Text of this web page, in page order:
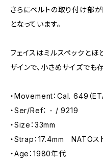
さらにベルトの取り付け部が
となっています。
フェイスはミルスペックと
ザインで、小さめサイズでも
・Movement：Cal. 649（
・Ser/Ref： - / 9219
・Size：33mm
・Strap：17.4mm NATOス
・Age：1980年代